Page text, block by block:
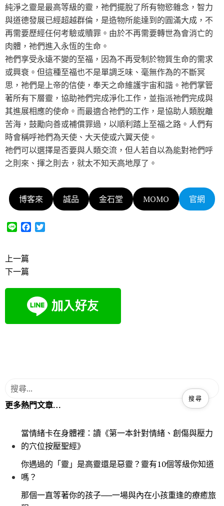
純淨之靈是最高等級的靈，祂們擺脫了所有物慾雜念，智力
與道德發展已經超越群倫，是造物所能達到的圓滿大成，不
再需要歷經任何考驗或贖罪。由於不再需要轉世為會消亡的
肉體，祂們進入永恆的生命。
祂們享受永遠不變的至福，因為不再受制於物質生命的需求
或興衰。但這種至福也不是單調乏味、毫無作為的不斷冥
思，祂們是上帝的信使，奉天之命維護宇宙和諧。祂們掌管
著所有下層靈，協助祂們完成淨化工作，並指派祂們完成與
其進展相應的使命。而最適合祂們的工作，是協助人類脫離
苦海，鼓勵向善或補償罪過，以順利踏上至福之路。人們有
時會稱呼祂們為天使、大天使或六翼天使。
祂們可以選擇是否要與人類交流，但人若自以為能對祂們呼
之則來、揮之則去，就太不知天高地厚了。
博客來 誠品 金石堂 MOMO 官網
e
o
k
r
上一篇
下一篇
更多熱門文章…
當情緒卡在身體裡：讀《第一本針對情緒、創傷與壓力
的穴位按壓聖經》
你遇過的「靈」是高靈還是惡靈？靈有10個等級你知道
嗎？
那個一直等著你的孩子──一場與內在小孩重逢的療癒旅